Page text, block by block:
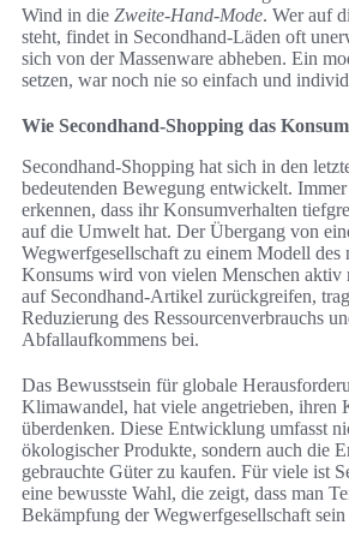
Wind in die Zweite-Hand-Mode. Wer auf
steht, findet in Secondhand-Läden oft
sich von der Massenware abheben. Ein
setzen, war noch nie so einfach und
Wie Secondhand-Shopping das
Secondhand-Shopping hat sich in den
bedeutenden Bewegung entwickelt.
erkennen, dass ihr Konsumverhalten
auf die Umwelt hat. Der Übergang von
Wegwerfgesellschaft zu einem Modell des
Konsums wird von vielen Menschen aktiv
auf Secondhand-Artikel zurückgreifen,
Reduzierung des Ressourcenverbrauchs
Abfallaufkommens bei.
Das Bewusstsein für globale
Klimawandel, hat viele angetrieben, ihren
überdenken. Diese Entwicklung umfasst
ökologischer Produkte, sondern auch die
gebrauchte Güter zu kaufen. Für viele ist
eine bewusste Wahl, die zeigt, dass man
Bekämpfung der Wegwerfgesellschaft sein